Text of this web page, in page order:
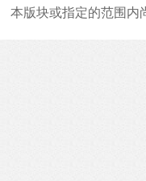
本版块或指定的范围内